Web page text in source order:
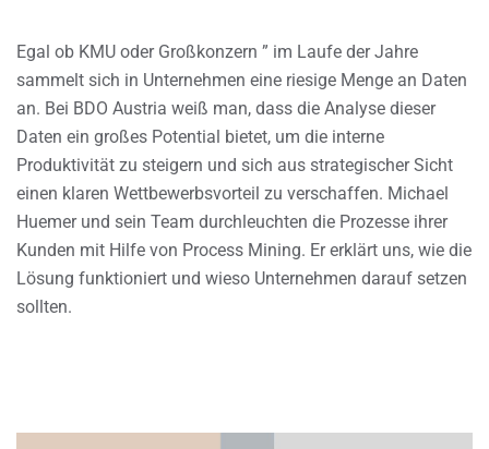
Egal ob KMU oder Großkonzern ” im Laufe der Jahre
sammelt sich in Unternehmen eine riesige Menge an Daten
an. Bei BDO Austria weiß man, dass die Analyse dieser
Daten ein großes Potential bietet, um die interne
Produktivität zu steigern und sich aus strategischer Sicht
einen klaren Wettbewerbsvorteil zu verschaffen. Michael
Huemer und sein Team durchleuchten die Prozesse ihrer
Kunden mit Hilfe von Process Mining. Er erklärt uns, wie die
Lösung funktioniert und wieso Unternehmen darauf setzen
sollten.